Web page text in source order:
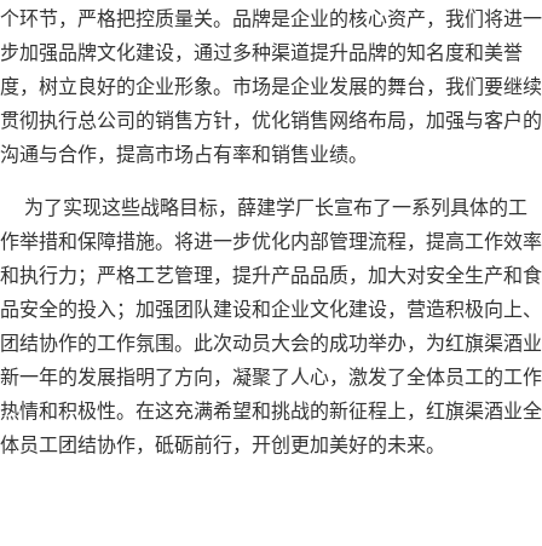
个环节，严格把控质量关。品牌是企业的核心资产，我们将进一
步加强品牌文化建设，通过多种渠道提升品牌的知名度和美誉
度，树立良好的企业形象。市场是企业发展的舞台，我们要继续
贯彻执行总公司的销售方针，优化销售网络布局，加强与客户的
沟通与合作，提高市场占有率和销售业绩。
为了实现这些战略目标，薛建学厂长宣布了一系列具体的工
作举措和保障措施。将进一步优化内部管理流程，提高工作效率
和执行力；严格工艺管理，提升产品品质，加大对安全生产和食
品安全的投入；加强团队建设和企业文化建设，营造积极向上、
团结协作的工作氛围。此次动员大会的成功举办，为红旗渠酒业
新一年的发展指明了方向，凝聚了人心，激发了全体员工的工作
热情和积极性。在这充满希望和挑战的新征程上，红旗渠酒业全
体员工团结协作，砥砺前行，开创更加美好的未来。